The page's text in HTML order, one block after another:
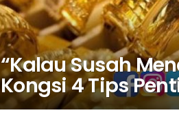
“Kalau Susah
Kongsi 4 Tips